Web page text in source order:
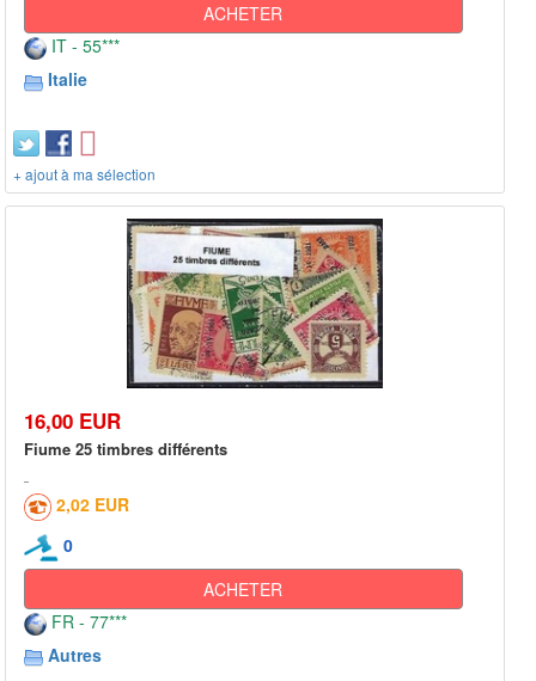
ACHETER
IT - 55***
Italie
+ ajout à ma sélection
16,00 EUR
Fiume 25 timbres différents
2,02 EUR
0
ACHETER
FR - 77***
Autres